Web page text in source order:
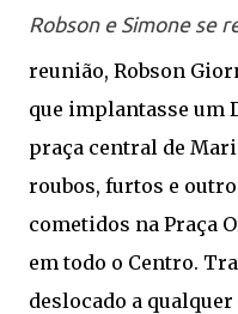
Robson e Simone se
reunião, Robson
que implantasse um
praça central de
roubos, furtos e
cometidos na Praça
em todo o Centro.
deslocado a